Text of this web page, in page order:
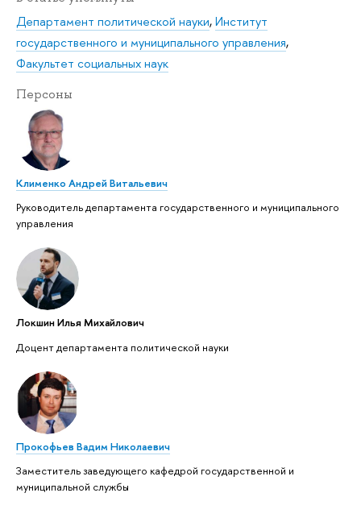
Департамент политической науки,Институт
государственного и муниципального управления,
Факультет социальных наук
Персоны
Клименко Андрей Витальевич
Руководитель департамента государственного и муниципального
управления
Локшин Илья Михайлович
Доцент департамента политической науки
Прокофьев Вадим Николаевич
Заместитель заведующего кафедрой государственной и
муниципальной службы